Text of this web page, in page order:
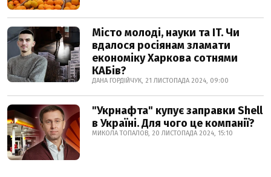
Місто молоді, науки та IT. Чи
вдалося росіянам зламати
економіку Харкова сотнями
КАБів?
ДАНА ГОРДІЙЧУК, 21 ЛИСТОПАДА 2024, 09:00
"Укрнафта" купує заправки Shell
в Україні. Для чого це компанії?
МИКОЛА ТОПАЛОВ, 20 ЛИСТОПАДА 2024, 15:10